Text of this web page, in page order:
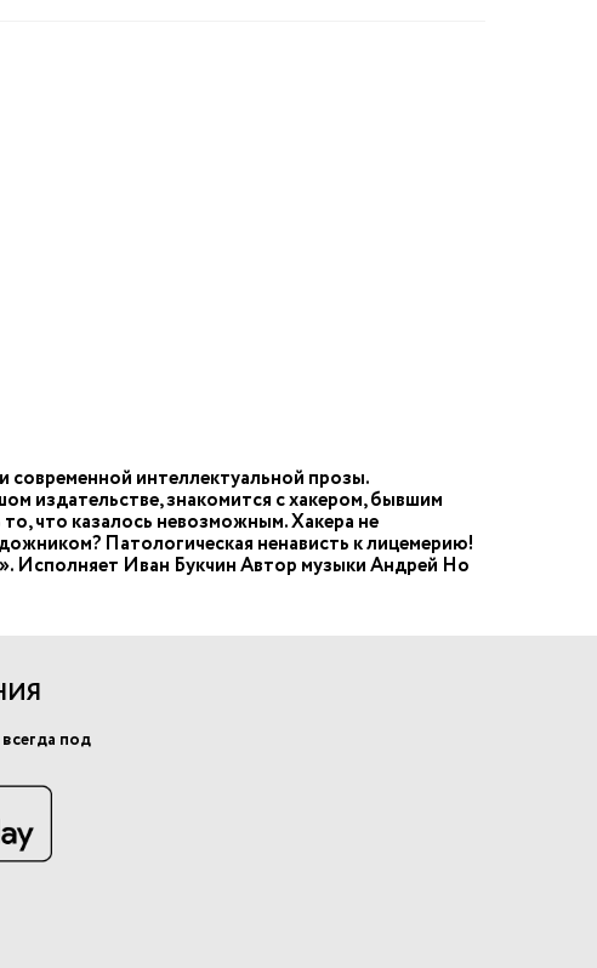
интеллектуальной прозы.
издательстве, знакомится с хакером, бывшим
что казалось невозможным. Хакера не
Патологическая ненависть к лицемерию!
Исполняет Иван Букчин Автор музыки Андрей Но
под